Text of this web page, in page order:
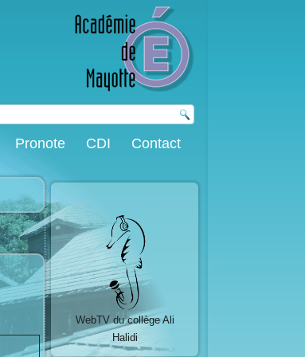
Pronote CDI Contact
WebTV du collège Ali
Halidi